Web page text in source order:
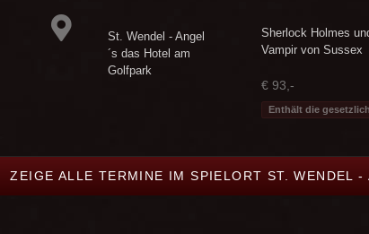
St. Wendel - Angel
´s das Hotel am
Golfpark
Sherlock Holmes
Vampir von Sussex
€ 93,-
Enthält die
ZEIGE ALLE TERMINE IM SPIELORT ST. WENDEL -